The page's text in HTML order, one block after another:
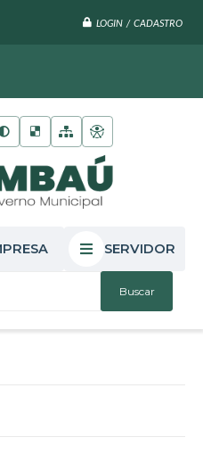
LOGIN / CADASTRO
SERVIDOR